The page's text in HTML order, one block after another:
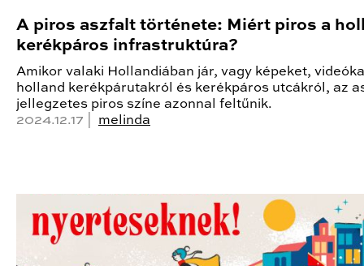
A piros aszfalt története: Miért piros a
kerékpáros infrastruktúra?
Amikor valaki Hollandiában jár, vagy képeket,
holland kerékpárutakról és kerékpáros utcákról, az
jellegzetes piros színe azonnal feltűnik.
2024.12.17 | melinda